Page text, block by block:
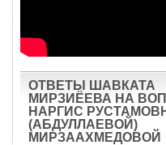
ОТВЕТЫ ШАВКАТА
МИРЗИЁЕВА НА
НАРГИС
(АБДУЛЛАЕВОЙ)
МИРЗААХМЕДОВОЙ